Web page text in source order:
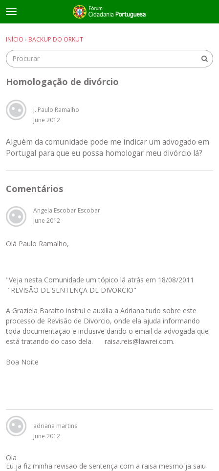
t
o
g
e
m
e
n
u
Entrar
Entrar · Registrar-se
INÍCIO › BACKUP DO ORKUT
Homologação de divórcio
J. Paulo Ramalho
June 2012
Alguém da comunidade pode me indicar um advogado em
Portugal para que eu possa homologar meu divórcio lá?
Comentários
Angela Escobar Escobar
June 2012
Olá Paulo Ramalho,
"Veja nesta Comunidade um tópico lá atrás em 18/08/2011
"REVISÃO DE SENTENÇA DE DIVORCIO"
A Graziela Baratto instrui e auxilia a Adriana tudo sobre este
processo de Revisão de Divorcio, onde ela ajuda informando
toda documentação e inclusive dando o email da advogada que
está tratando do caso dela. raisa.reis@lawrei.com.
Boa Noite
adriana martins
June 2012
Ola
Eu ja fiz minha revisao de sentença com a raisa mesmo ja saiu